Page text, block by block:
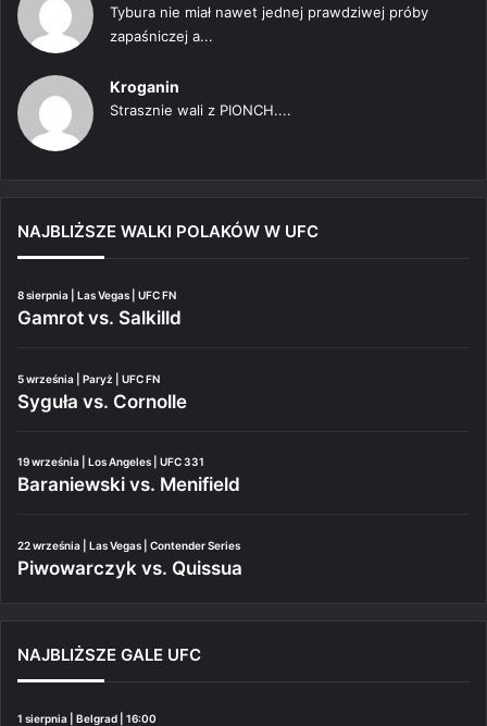
Tybura nie miał nawet jednej prawdziwej próby
zapaśniczej a...
Kroganin
Strasznie wali z PIONCH....
NAJBLIŻSZE WALKI POLAKÓW W UFC
8 sierpnia | Las Vegas | UFC FN
Gamrot vs. Salkilld
5 września | Paryż | UFC FN
Syguła vs. Cornolle
19 września | Los Angeles | UFC 331
Baraniewski vs. Menifield
22 września | Las Vegas | Contender Series
Piwowarczyk vs. Quissua
NAJBLIŻSZE GALE UFC
1 sierpnia | Belgrad | 16:00